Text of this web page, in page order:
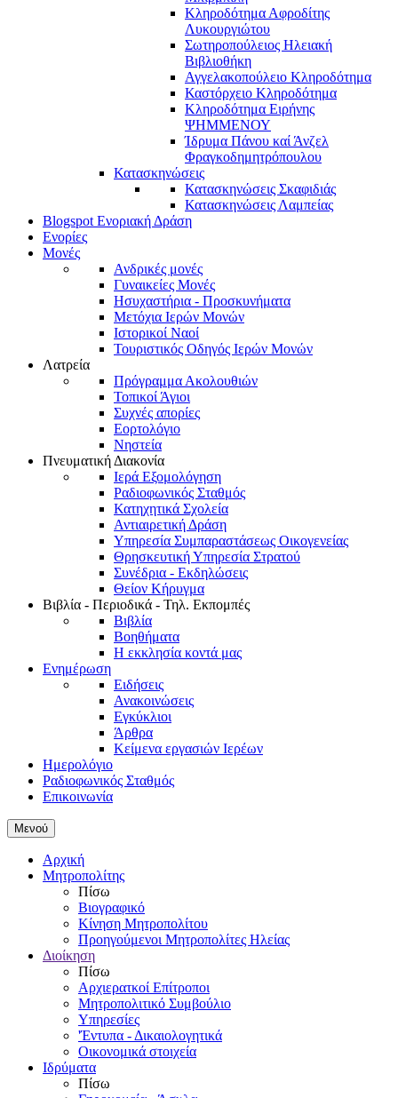
Κληροδότημα Αφροδίτης
Λυκουργιώτου
Σωτηροπούλειος Ηλειακή
Βιβλιοθήκη
Αγγελακοπούλειο Κληροδότημα
Καστόρχειο Κληροδότημα
Κληροδότημα Ειρήνης
ΨΗΜΜΕΝΟΥ
Ίδρυμα Πάνου καί Άνζελ
Φραγκοδημητρόπουλου
Κατασκηνώσεις
Κατασκηνώσεις Σκαφιδιάς
Κατασκηνώσεις Λαμπείας
Blogspot Ενοριακή Δράση
Ενορίες
Μονές
Ανδρικές μονές
Γυναικείες Μονές
Ησυχαστήρια - Προσκυνήματα
Μετόχια Ιερών Μονών
Ιστορικοί Ναοί
Τουριστικός Οδηγός Ιερών Μονών
Λατρεία
Πρόγραμμα Ακολουθιών
Τοπικοί Άγιοι
Συχνές απορίες
Εορτολόγιο
Νηστεία
Πνευματική Διακονία
Ιερά Εξομολόγηση
Ραδιοφωνικός Σταθμός
Κατηχητικά Σχολεία
Αντιαιρετική Δράση
Υπηρεσία Συμπαραστάσεως Οικογενείας
Θρησκευτική Υπηρεσία Στρατού
Συνέδρια - Εκδηλώσεις
Θείον Κήρυγμα
Βιβλία - Περιοδικά - Τηλ. Εκπομπές
Βιβλία
Βοηθήματα
Η εκκλησία κοντά μας
Ενημέρωση
Ειδήσεις
Ανακοινώσεις
Εγκύκλιοι
Άρθρα
Κείμενα εργασιών Ιερέων
Ημερολόγιο
Ραδιοφωνικός Σταθμός
Επικοινωνία
Μενού
Αρχική
Μητροπολίτης
Πίσω
Βιογραφικό
Κίνηση Μητροπολίτου
Προηγούμενοι Μητροπολίτες Ηλείας
Διοίκηση
Πίσω
Αρχιερατκοί Επίτροποι
Μητροπολιτικό Συμβούλιο
Υπηρεσίες
'Έντυπα - Δικαιολογητικά
Οικονομικά στοιχεία
Ιδρύματα
Πίσω